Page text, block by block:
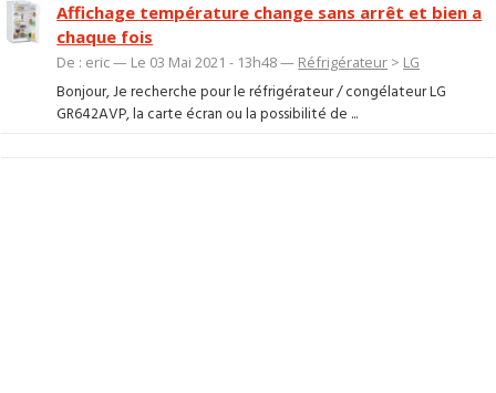
Affichage température change sans arrêt et bien a
chaque fois
De : eric — Le 03 Mai 2021 - 13h48 — Réfrigérateur > LG
Bonjour, Je recherche pour le réfrigérateur / congélateur LG
GR642AVP, la carte écran ou la possibilité de ...